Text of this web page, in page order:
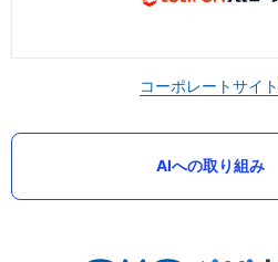
コーポレートサイト
AIへの取り組み